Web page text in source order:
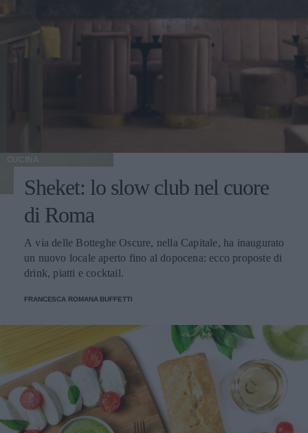
CUCINA
Sheket: lo slow club nel cuore
di Roma
A via delle Botteghe Oscure, nella Capitale, ha inaugurato
un nuovo locale aperto fino al dopocena: ecco proposte di
drink, piatti e cocktail.
FRANCESCA ROMANA BUFFETTI